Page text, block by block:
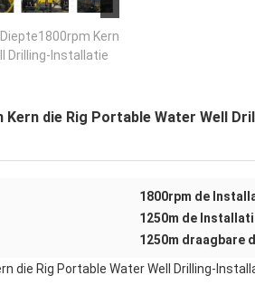
Kern
Drilling-Installatie
Kern die Rig Portable Water Well
1800rpm de
1250m de
1250m draagbare
die Rig Portable Water Well Drilling-